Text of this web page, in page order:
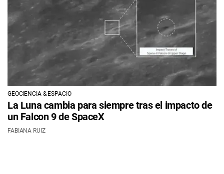
GEOCIENCIA & ESPACIO
La Luna cambia para siempre tras el impacto de
un Falcon 9 de SpaceX
FABIANA RUIZ